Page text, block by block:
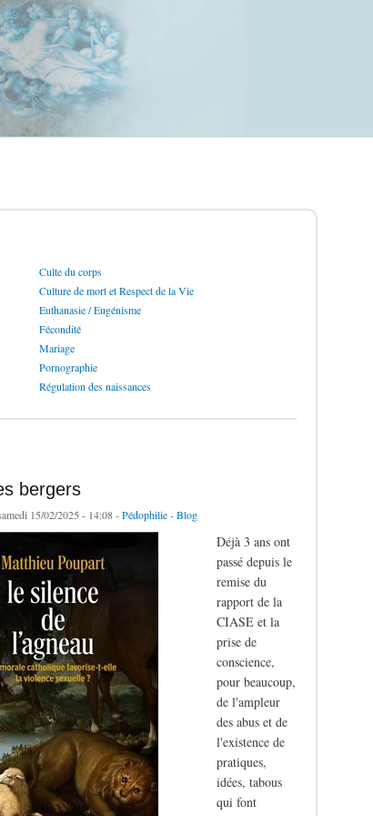
Culte du corps
Culture de mort et Respect de la Vie
Euthanasie / Eugénisme
Fécondité
Mariage
Pornographie
Régulation des naissances
bergers
15/02/2025 - 14:08 -Pédophilie-Blog
Déjà 3 ans ont
passé depuis le
remise du
rapport de la
CIASE et la
prise de
conscience,
pour beaucoup,
de l'ampleur
des abus et de
l'existence de
pratiques,
idées, tabous
qui font